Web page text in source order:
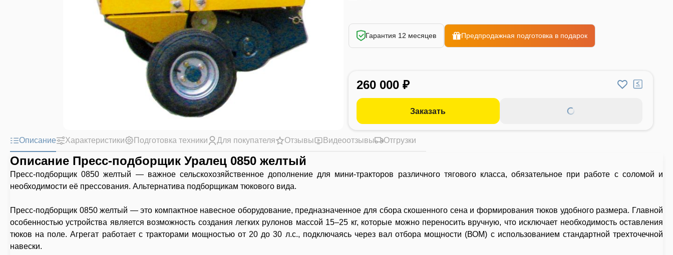
Гарантия 12 месяцев Предпродажная подготовка в подарок
260 000 ₽
Заказать
Описание Характеристики Подготовка техники Для покупателя Отзывы Видеоотзывы Отгрузки
Описание Пресс-подборщик Уралец 0850 желтый
Пресс-подборщик 0850 желтый — важное сельскохозяйственное дополнение для мини-тракторов различного тягового класса, обязательное при работе с соломой и
необходимости её прессования. Альтернатива подборщикам тюкового вида.
Пресс-подборщик 0850 желтый — это компактное навесное оборудование, предназначенное для сбора скошенного сена и формирования тюков удобного размера. Главной
особенностью устройства является возможность создания легких рулонов массой 15–25 кг, которые можно переносить вручную, что исключает необходимость оставления
тюков на поле. Агрегат работает с тракторами мощностью от 20 до 30 л.с., подключаясь через вал отбора мощности (ВОМ) с использованием стандартной трехточечной
навески.